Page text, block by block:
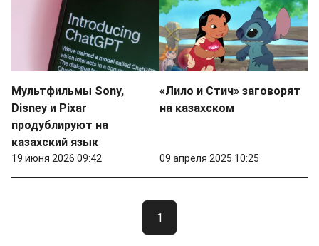
Мультфильмы Sony,
Disney и Pixar
продублируют на
казахский язык
19 июня 2026 09:42
«Лило и Стич» заговорят
на казахском
09 апреля 2025 10:25
1